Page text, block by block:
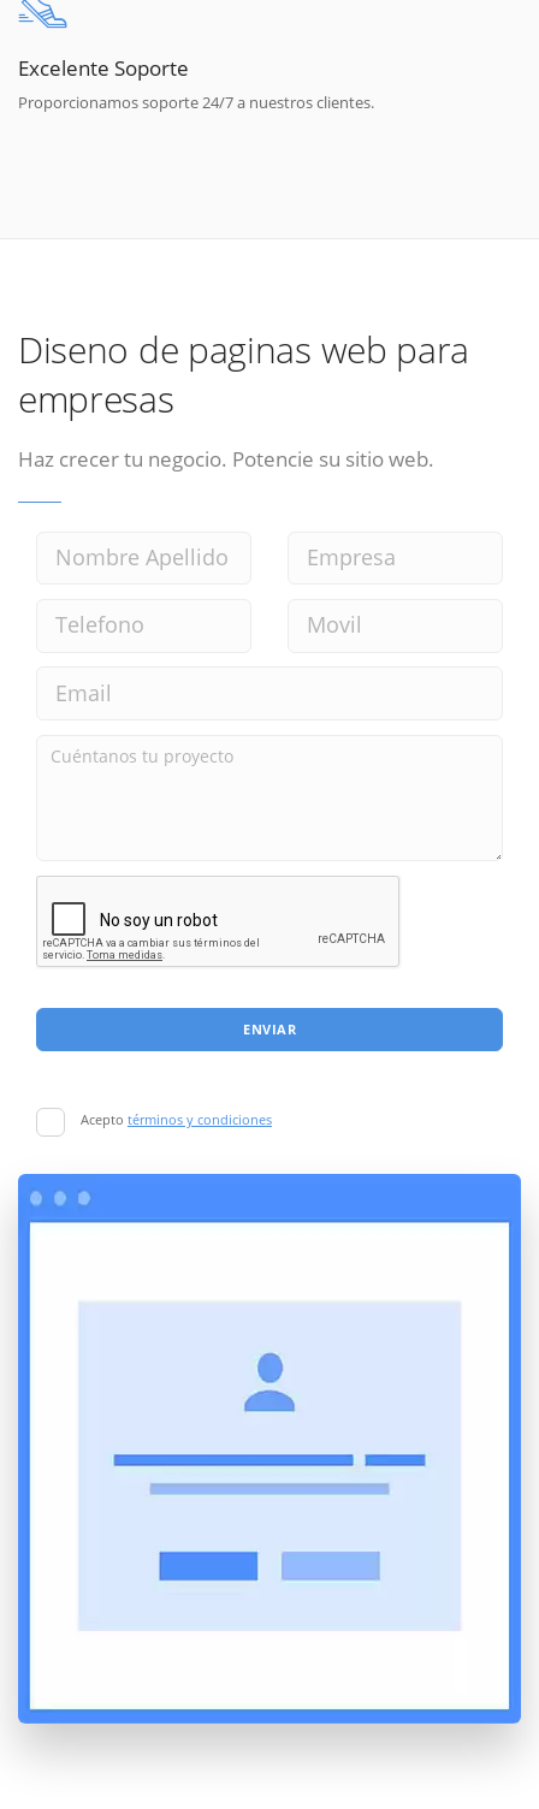
Excelente Soporte
Proporcionamos soporte 24/7 a nuestros clientes.
Diseno de paginas web para
empresas
Haz crecer tu negocio. Potencie su sitio web.
ENVIAR
Acepto términos y condiciones